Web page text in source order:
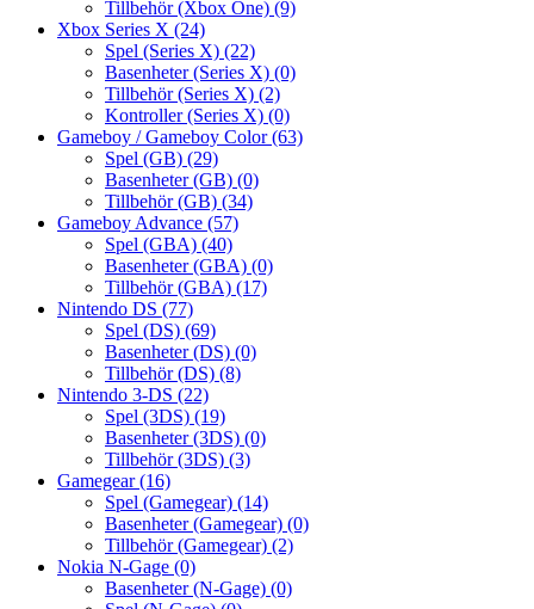
Tillbehör (Xbox One) (9)
Xbox Series X (24)
Spel (Series X) (22)
Basenheter (Series X) (0)
Tillbehör (Series X) (2)
Kontroller (Series X) (0)
Gameboy / Gameboy Color(63)
Spel (GB) (29)
Basenheter (GB) (0)
Tillbehör (GB) (34)
Gameboy Advance (57)
Spel (GBA) (40)
Basenheter (GBA) (0)
Tillbehör (GBA) (17)
Nintendo DS (77)
Spel (DS) (69)
Basenheter (DS) (0)
Tillbehör (DS) (8)
Nintendo 3-DS (22)
Spel (3DS) (19)
Basenheter (3DS) (0)
Tillbehör (3DS) (3)
Gamegear(16)
Spel (Gamegear) (14)
Basenheter (Gamegear) (0)
Tillbehör (Gamegear) (2)
Nokia N-Gage (0)
Basenheter (N-Gage) (0)